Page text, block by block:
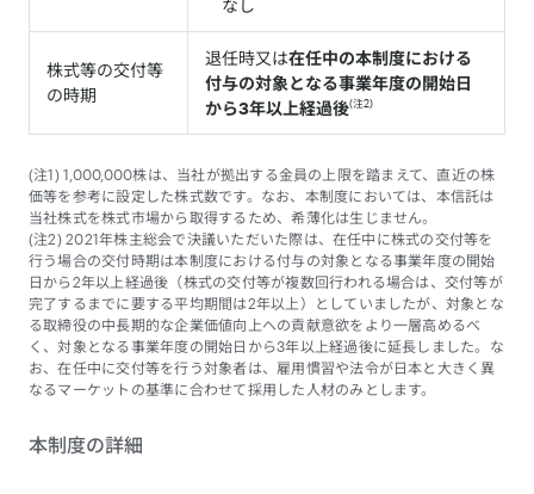
なし
株式等の交付等
の時期
退任時又は在任中の本制度における
付与の対象となる事業年度の開始日
から3年以上経過後(注2)
(注1) 1,000,000株は、当社が拠出する金員の上限を踏まえて、直近の株
価等を参考に設定した株式数です。なお、本制度においては、本信託は
当社株式を株式市場から取得するため、希薄化は生じません。
(注2) 2021年株主総会で決議いただいた際は、在任中に株式の交付等を
行う場合の交付時期は本制度における付与の対象となる事業年度の開始
日から2年以上経過後（株式の交付等が複数回行われる場合は、交付等が
完了するまでに要する平均期間は2年以上）としていましたが、対象とな
る取締役の中長期的な企業価値向上への貢献意欲をより一層高めるべ
く、対象となる事業年度の開始日から3年以上経過後に延長しました。な
お、在任中に交付等を行う対象者は、雇用慣習や法令が日本と大きく異
なるマーケットの基準に合わせて採用した人材のみとします。
本制度の詳細